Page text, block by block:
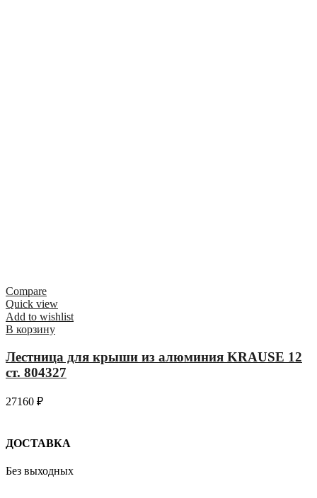
Compare
Quick view
Add to wishlist
В корзину
Лестница для крыши из алюминия KRAUSE 12
ст. 804327
27160 ₽
ДОСТАВКА
Без выходных